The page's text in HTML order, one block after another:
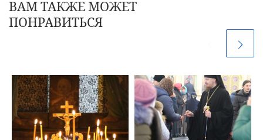
ВАМ ТАКЖЕ МОЖЕТ
ПОНРАВИТЬСЯ